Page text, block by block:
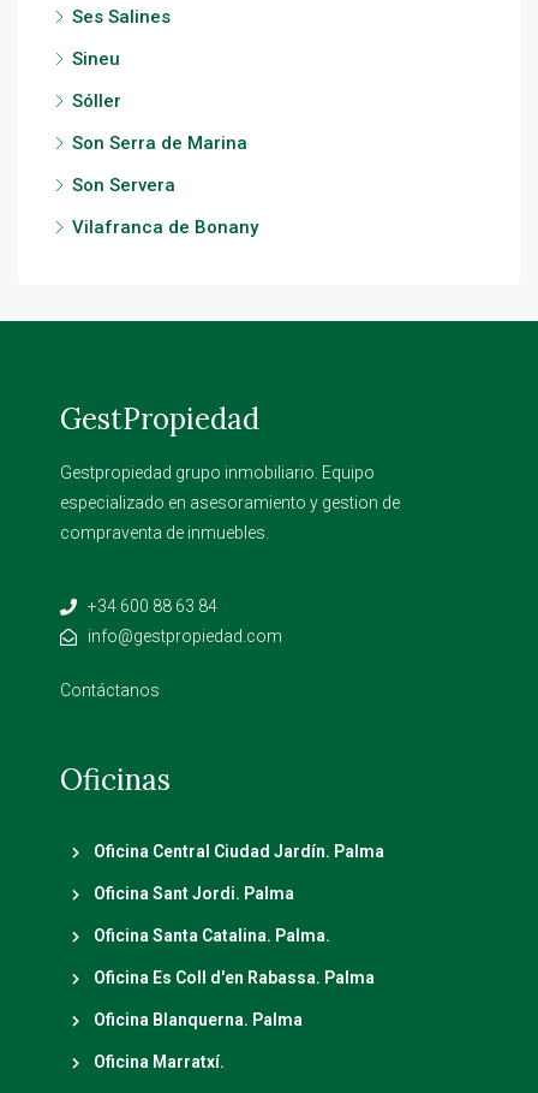
Ses Salines
Sineu
Sóller
Son Serra de Marina
Son Servera
Vilafranca de Bonany
GestPropiedad
Gestpropiedad grupo inmobiliario. Equipo
especializado en asesoramiento y gestion de
compraventa de inmuebles.
+34 600 88 63 84
info@gestpropiedad.com
Contáctanos
Oficinas
Oficina Central Ciudad Jardín. Palma
Oficina Sant Jordi. Palma
Oficina Santa Catalina. Palma.
Oficina Es Coll d'en Rabassa. Palma
Oficina Blanquerna. Palma
Oficina Marratxí.